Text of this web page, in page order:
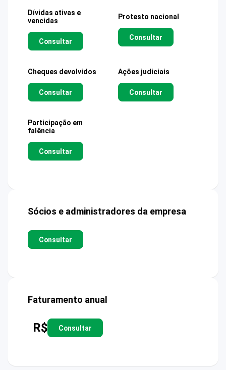
Dívidas ativas e
vencidas
Consultar
Protesto nacional
Consultar
Cheques devolvidos
Consultar
Ações judiciais
Consultar
Participação em
falência
Consultar
Sócios e administradores da empresa
Consultar
Faturamento anual
R$ Consultar